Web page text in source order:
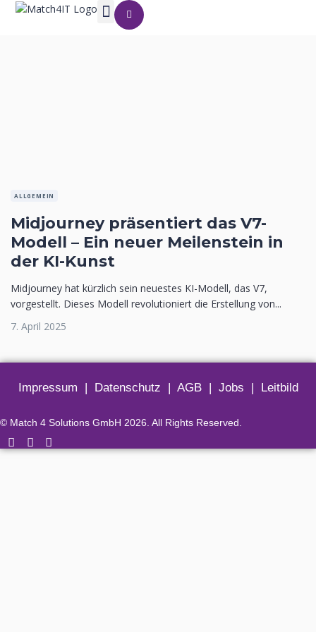
ALLGEMEIN
Midjourney präsentiert das V7-
Modell – Ein neuer Meilenstein in
der KI-Kunst
Midjourney hat kürzlich sein neuestes KI-Modell, das V7,
vorgestellt. Dieses Modell revolutioniert die Erstellung von...
7. April 2025
Impressum | Datenschutz | AGB| Jobs | Leitbild
© Match 4 Solutions GmbH 2026. All Rights Reserved.